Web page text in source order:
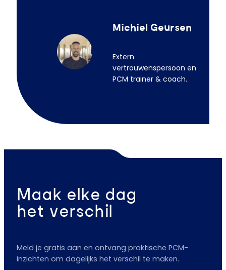
Michiel Geursen
Extern
vertrouwenspersoon en
PCM trainer & coach.
Maak elke dag
het verschil
Meld je gratis aan en ontvang praktische PCM-
inzichten om dagelijks het verschil te maken.